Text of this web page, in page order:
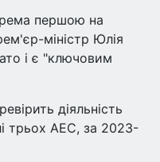
першою на
міністр Юлія
і є "ключовим
діяльність
трьох АЕС, за 2023-